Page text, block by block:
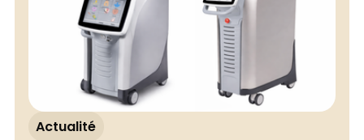
Actualité